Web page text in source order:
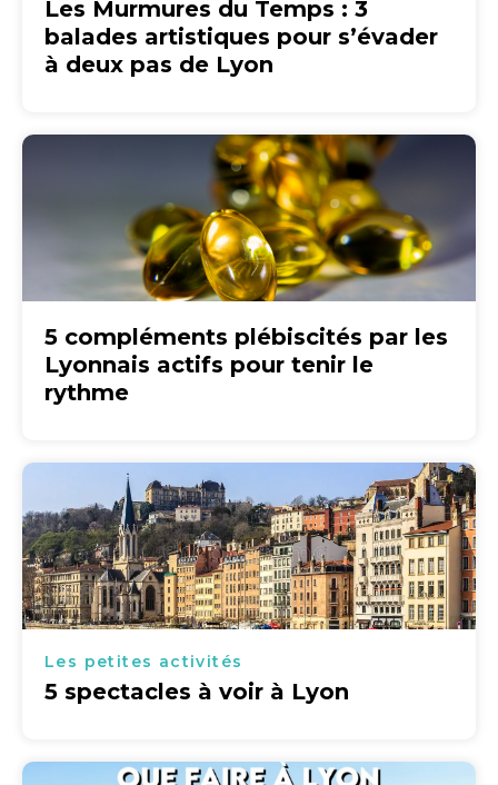
Les Murmures du Temps : 3
balades artistiques pour s’évader
à deux pas de Lyon
5 compléments plébiscités par les
Lyonnais actifs pour tenir le
rythme
Les petites activités
5 spectacles à voir à Lyon